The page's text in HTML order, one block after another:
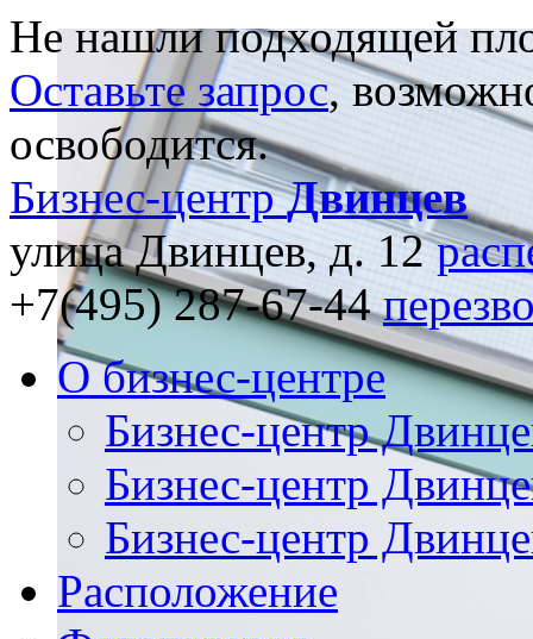
Не нашли подходящей
Оставьте запрос,
освободится.
Бизнес-центрДвинцев
улица Двинцев, д. 12
+7(495) 287-67-44
О бизнес-центре
Бизнес-центр
Бизнес-центр
Бизнес-центр
Расположение